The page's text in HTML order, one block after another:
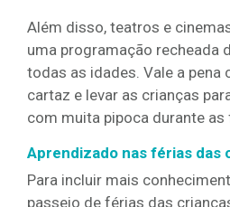
Além disso, teatros e
uma programação recheada
todas as idades. Vale a
cartaz e levar as crianças
com muita pipoca durante as
Aprendizado nas férias das
Para incluir mais
passeio de férias das